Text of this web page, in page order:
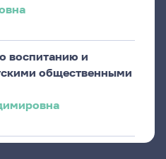
воспитанию и
общественными